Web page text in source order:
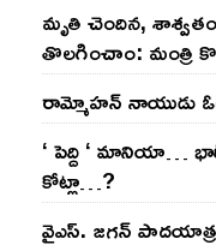
మృతి చెందిన,
తొల‌గించాం: మంత్రి
రామ్మోహ‌న్ నాయుడు
‘ పెద్ది ‘ మానియా…
కోట్లా…?
వైఎస్‌. జ‌గ‌న్